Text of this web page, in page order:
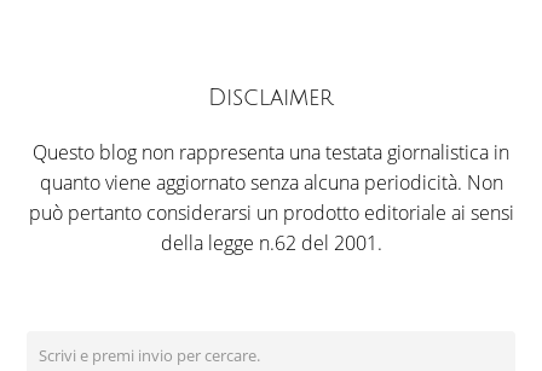
Disclaimer
Questo blog non rappresenta una testata giornalistica in
quanto viene aggiornato senza alcuna periodicità. Non
può pertanto considerarsi un prodotto editoriale ai sensi
della legge n.62 del 2001.